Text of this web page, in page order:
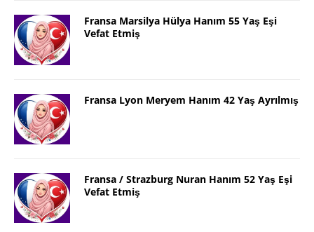
Fransa Marsilya Hülya Hanım 55 Yaş Eşi
Vefat Etmiş
Fransa Lyon Meryem Hanım 42 Yaş Ayrılmış
Fransa / Strazburg Nuran Hanım 52 Yaş Eşi
Vefat Etmiş